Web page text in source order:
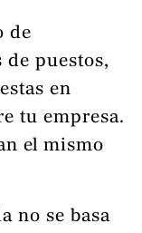
de
puestos,
en
tu empresa.
el mismo
no se basa